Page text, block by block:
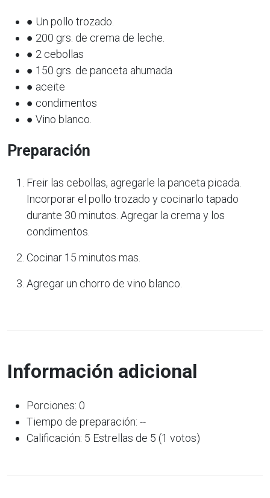
● Un pollo trozado.
● 200 grs. de crema de leche.
● 2 cebollas
● 150 grs. de panceta ahumada
● aceite
● condimentos
● Vino blanco.
Preparación
Freir las cebollas, agregarle la panceta picada.
Incorporar el pollo trozado y cocinarlo tapado
durante 30 minutos. Agregar la crema y los
condimentos.
Cocinar 15 minutos mas.
Agregar un chorro de vino blanco.
Información adicional
Porciones: 0
Tiempo de preparación: --
Calificación: 5 Estrellas de 5 (1 votos)